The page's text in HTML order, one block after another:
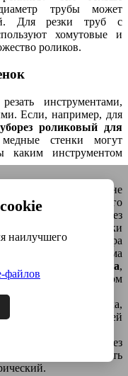
наилучшего
файлов
трубы может
Для резки труб с
хомутовые и
роликов.
инструментами,
Если, например, для
роликовый для
стенки могут
каким инструментом
трубы вполне
Для этого
труборез
длительная, то руки
большого диаметра
типа
. Весьма
труборез-гильотина,
в котором
латунь, оцинковка,
разновидностей
труборез
Значительно ускорить